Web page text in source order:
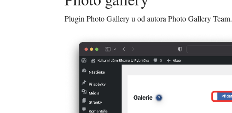
Plugin Photo Gallery u od autora Photo Gallery Team.